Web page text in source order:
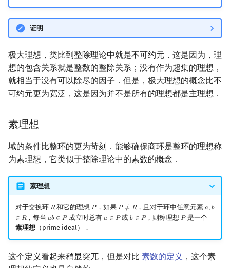
证明
极大理想，类比到整除理论中就是不可约元．这是因为，理
想的包含关系就是整数的整除关系；没有作为超集的理想，
就相当于没有可以除尽的因子．但是，极大理想的概念比不
可约元更为宽泛，这是因为并不是所有的理想都是主理想．
素理想
域的条件比整环的更为苛刻．能够确保商环是整环的理想称
为素理想，它类似于整除理论中的素数的概念．
素理想
对于交换环 𝑅
R和它的理想 𝑃
P，如果 𝑃 ≠ 𝑅
P≠ R ，且对于环中任意元素𝑎,𝑏
∈ 𝑅
a, b∈
，每当𝑎𝑏 ∈ 𝑃
ab ∈ P 成立时总有𝑎 ∈ 𝑃
a ∈P 或𝑏 ∈ 𝑃
b ∈ P ，则称理想 𝑃
P是一个
素理想 （prime ideal）．
这个定义看起来稍显突兀，但是对比 素数的定义 ，这个素